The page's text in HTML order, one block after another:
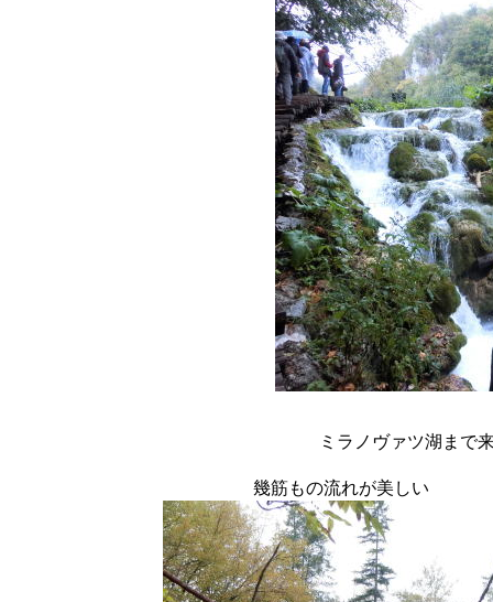
ミラノヴァツ湖まで
幾筋もの流れが美しい